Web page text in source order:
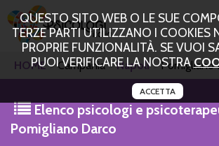
QUESTO SITO WEB O LE SUE
TERZE PARTI UTILIZZANO I COOKIES
PROPRIE FUNZIONALITÀ. SE VUOI
PUOI VERIFICARE LA NOSTRA
ACCETTA
HOME Campania Napoli Pomigliano
Elenco psicologi e
Pomigliano Darco